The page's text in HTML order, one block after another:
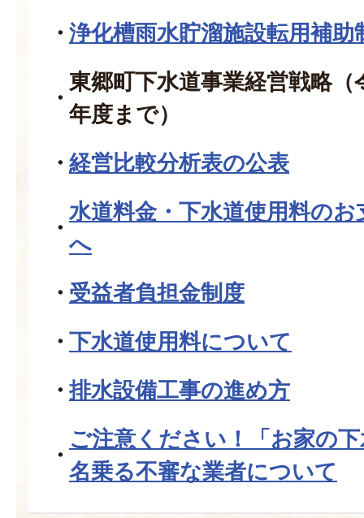
浄化槽雨水貯溜施設転用補助
東郷町下水道事業経営戦略
年度まで）
経営比較分析表の公表
水道料金・下水道使用料の
へ
受益者負担金制度
下水道使用料について
排水設備工事の進め方
ご注意ください！「お家の
名乗る不審な業者について